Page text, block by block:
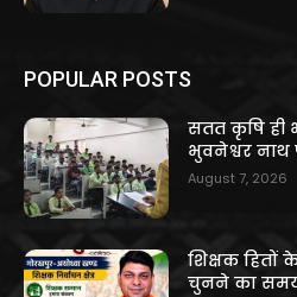
POPULAR POSTS
सतत कृषि ही
भुवनेश्वर नाथ
August 7, 2026
शिक्षक हितों
चुनने का समय: